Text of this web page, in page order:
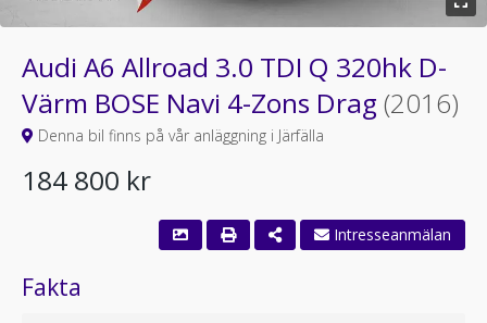
Audi A6 Allroad 3.0 TDI Q 320hk D-
Värm BOSE Navi 4-Zons Drag (2016)
Denna bil finns på vår anläggning i Järfälla
184 800 kr
Fakta